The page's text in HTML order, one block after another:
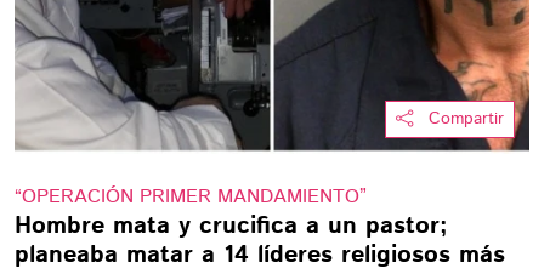
Compartir
“OPERACIÓN PRIMER MANDAMIENTO”
Hombre mata y crucifica a un pastor;
planeaba matar a 14 líderes religiosos más